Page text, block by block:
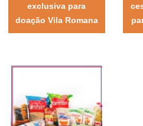
exclusiva para
doação Vila Romana